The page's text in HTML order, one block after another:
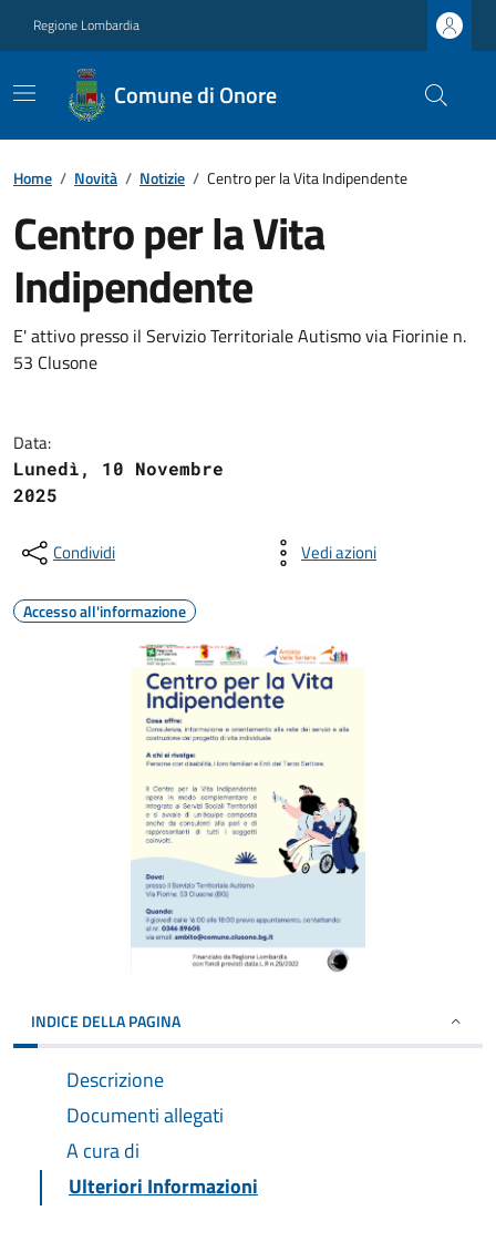
Regione Lombardia
Comune di Onore
Home / Novità / Notizie / Centro per la Vita Indipendente
Centro per la Vita
Indipendente
E' attivo presso il Servizio Territoriale Autismo via Fiorinie n.
53 Clusone
Data:
Lunedì, 10 Novembre
2025
Condividi Vedi azioni
Accesso all'informazione
INDICE DELLA PAGINA
Descrizione
Documenti allegati
A cura di
Ulteriori Informazioni